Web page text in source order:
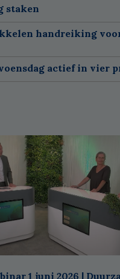
staken
handreiking
actief in vier
1 juni 2026 |